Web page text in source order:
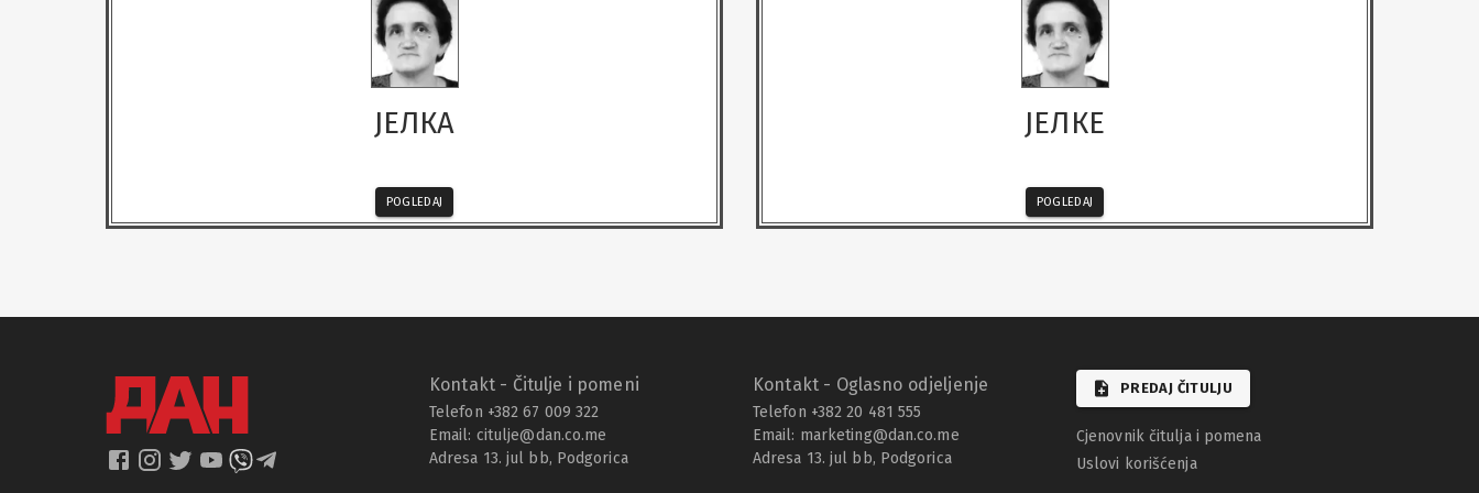
ЈЕЛКА
POGLEDAJ
ЈЕЛКЕ
POGLEDAJ
Kontakt - Čitulje i pomeni
Telefon +382 67 009 322
Email: citulje@dan.co.me
Adresa 13. jul bb, Podgorica
Kontakt - Oglasno odjeljenje
Telefon +382 20 481 555
Email: marketing@dan.co.me
Adresa 13. jul bb, Podgorica
PREDAJ ČITULJU
Cjenovnik čitulja i pomena
Uslovi korišćenja